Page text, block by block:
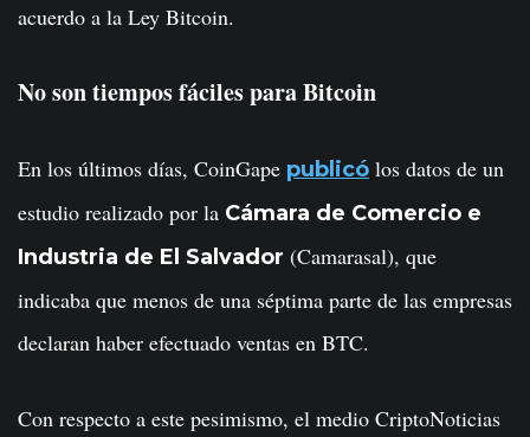
acuerdo a la Ley Bitcoin.
No son tiempos fáciles para Bitcoin
En los últimos días, CoinGape publicó los datos de un
estudio realizado por la Cámara de Comercio e
Industria de El Salvador (Camarasal), que
indicaba que menos de una séptima parte de las empresas
declaran haber efectuado ventas en BTC.
Con respecto a este pesimismo, el medio CriptoNoticias